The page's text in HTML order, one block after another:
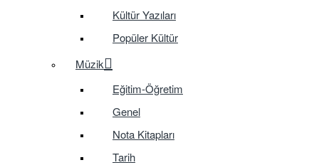
Kültür Yazıları
Popüler Kültür
Müzik
Eğitim-Öğretim
Genel
Nota Kitapları
Tarih